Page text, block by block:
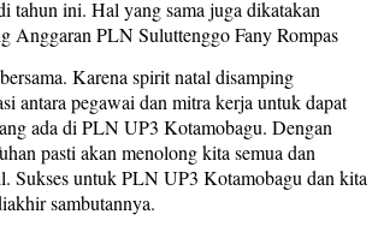
tahun ini. Hal yang sama juga dikatakan
Anggaran PLN Suluttenggo Fany Rompas
Karena spirit natal disamping
antara pegawai dan mitra kerja untuk dapat
ada di PLN UP3 Kotamobagu. Dengan
pasti akan menolong kita semua dan
Sukses untuk PLN UP3 Kotamobagu dan kita
sambutannya.